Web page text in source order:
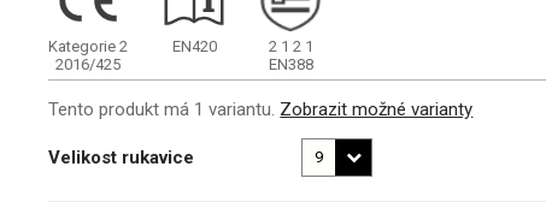
Kategorie 2
2016/425
EN420 2 1 2 1
EN388
Tento produkt má 1 variantu. Zobrazit možné varianty
Velikost rukavice